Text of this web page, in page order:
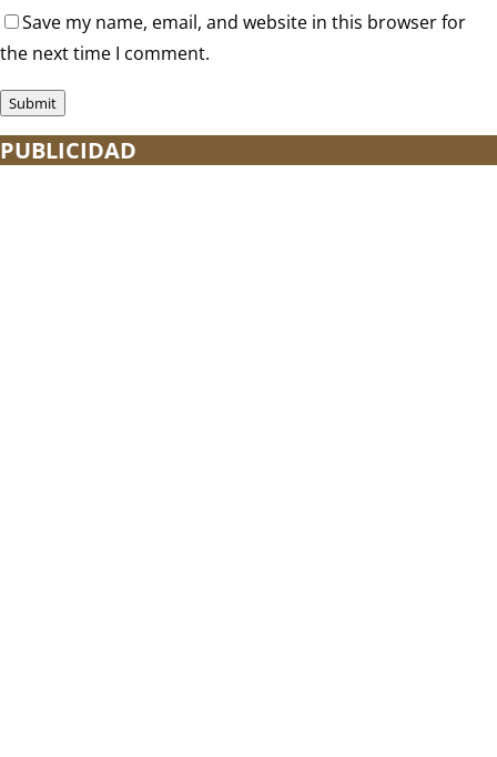
Save my name, email, and website in this browser for
the next time I comment.
PUBLICIDAD